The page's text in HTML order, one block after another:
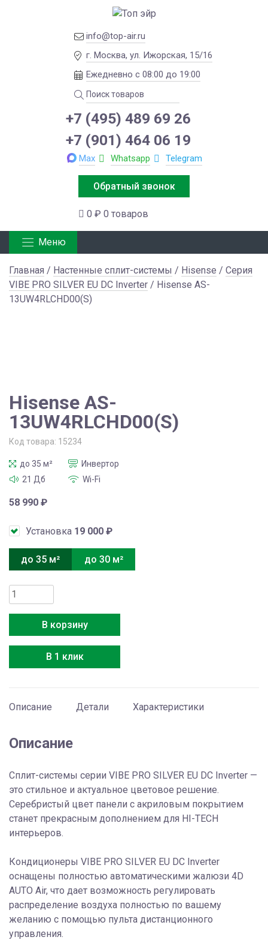
info@top-air.ru
г. Москва, ул. Ижорская, 15/16
Ежедневно с 08:00 до 19:00
+7 (495) 489 69 26
+7 (901) 464 06 19
Max Whatsapp Telegram
Обратный звонок
0 ₽ 0 товаров
Меню
Главная / Настенные сплит-системы / Hisense / Серия
VIBE PRO SILVER EU DC Inverter / Hisense AS-
13UW4RLCHD00(S)
Hisense AS-
13UW4RLCHD00(S)
Код товара: 15234
до 35 м²
Инвертор
21 Дб
Wi-Fi
58 990 ₽
Установка 19 000 ₽
до 35 м² до 30 м²
Количество
товара
Hisense
AS-
13UW4RLCHD00(S)
В корзину
В 1 клик
Описание Детали Характеристики
Описание
Сплит-системы серии VIBE PRO SILVER EU DC Inverter —
это cтильное и актуальное цветовое решение.
Серебристый цвет панели с акриловым покрытием
станет прекрасным дополнением для HI-TECH
интерьеров.
Кондиционеры VIBE PRO SILVER EU DC Inverter
оснащены полностью автоматическими жалюзи 4D
AUTO Air, что дает возможность регулировать
распределение воздуха полностью по вашему
желанию с помощью пульта дистанционного
управления.